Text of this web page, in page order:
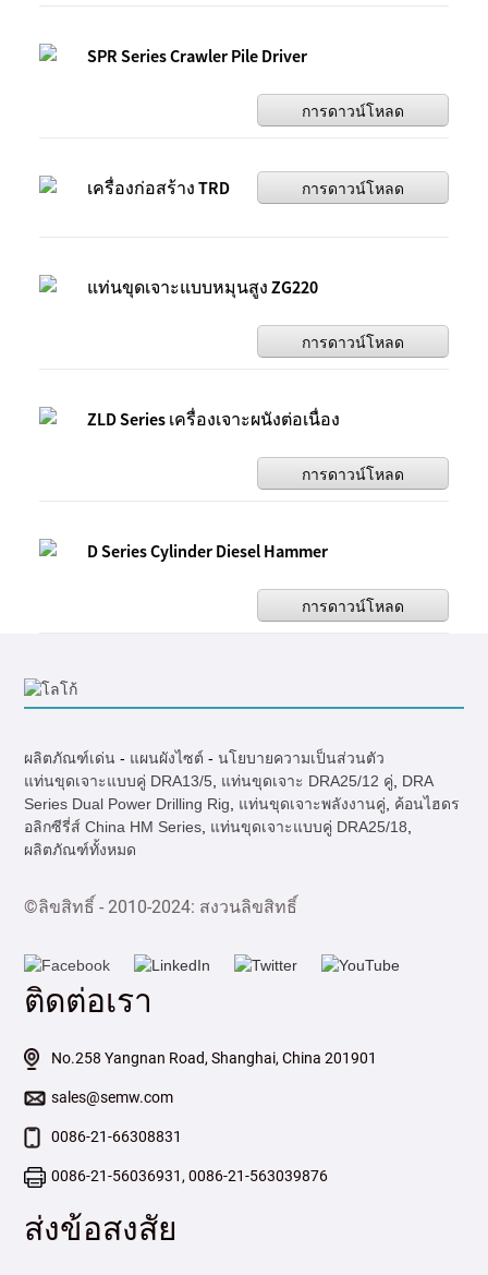
SPR Series Crawler Pile Driver
การดาวน์โหลด
เครื่องก่อสร้าง TRD การดาวน์โหลด
แท่นขุดเจาะแบบหมุนสูง ZG220
การดาวน์โหลด
ZLD Series เครื่องเจาะผนังต่อเนื่อง
การดาวน์โหลด
D Series Cylinder Diesel Hammer
การดาวน์โหลด
ผลิตภัณฑ์เด่น - แผนผังไซต์ -นโยบายความเป็นส่วนตัว
แท่นขุดเจาะแบบคู่ DRA13/5
แท่นขุดเจาะ DRA25/12 คู่ DRA
Series Dual Power Drilling Rig
แท่นขุดเจาะพลังงานคู่ ค้อนไฮดร
อลิกซีรี่ส์ China HM Series แท่นขุดเจาะแบบคู่ DRA25/18
ผลิตภัณฑ์ทั้งหมด
©ลิขสิทธิ์ - 2010-2024: สงวนลิขสิทธิ์
ติดต่อเรา
No.258 Yangnan Road, Shanghai, China 201901
sales@semw.com
0086-21-66308831
0086-21-56036931, 0086-21-563039876
ส่งข้อสงสัย